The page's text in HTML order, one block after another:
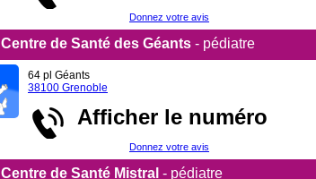
Donnez votre avis
Centre de Santé des Géants - pédiatre
64 pl Géants
38100 Grenoble
Afficher le numéro
Donnez votre avis
Centre de Santé Mistral - pédiatre